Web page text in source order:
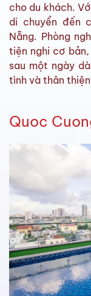
cho du khách.
di chuyển đến
Nẵng. Phòng
tiện nghi cơ
sau một ngày
tình và thân
Quoc